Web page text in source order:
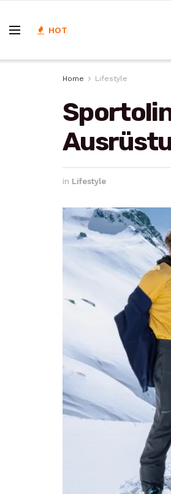
HOT
Home Lifestyle
in Lifestyle